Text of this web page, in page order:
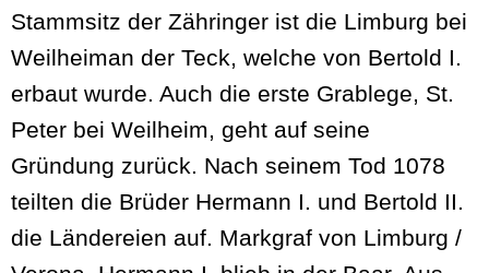
Stammsitz der Zähringer ist die Limburg bei
Weilheiman der Teck, welche von Bertold I.
erbaut wurde. Auch die erste Grablege, St.
Peter bei Weilheim, geht auf seine
Gründung zurück. Nach seinem Tod 1078
teilten die Brüder Hermann I. und Bertold II.
die Ländereien auf. Markgraf von Limburg /